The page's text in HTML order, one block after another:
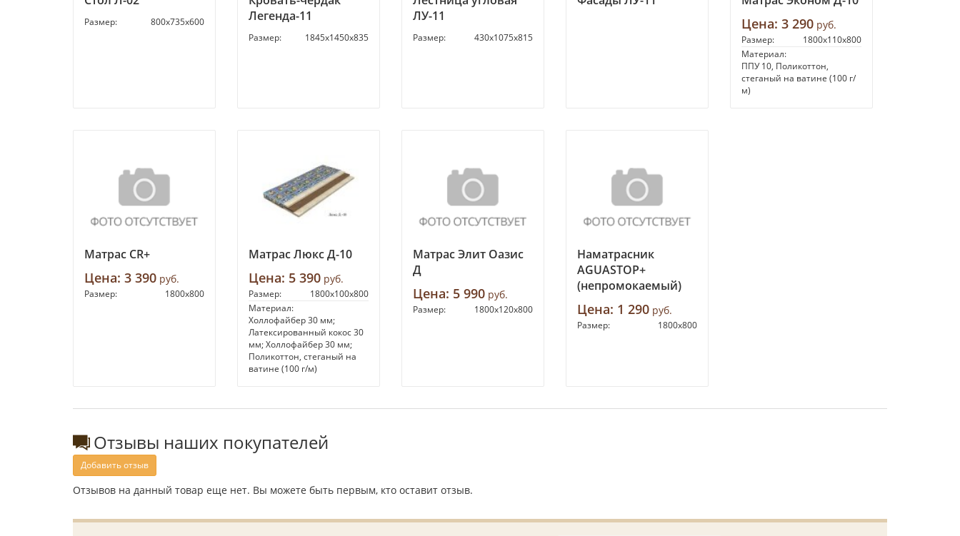
Размер: 800х735х600
Легенда-11
Размер: 1845х1450х835
ЛУ-11
Размер: 430х1075х815
Цена: 3 290 руб.
Размер:
1800х110х800
Материал:
ППУ 10, Поликоттон,
стеганый на ватине (100 г/
м)
Матрас CR+
Цена: 3 390 руб.
Размер: 1800х800
Матрас Люкс Д-10
Цена: 5 390 руб.
Размер:
1800х100х800
Материал:
Холлофайбер 30 мм;
Латексированный кокос 30
мм; Холлофайбер 30 мм;
Поликоттон, стеганый на
ватине (100 г/м)
Матрас Элит Оазис
Д
Цена: 5 990 руб.
Размер: 1800х120х800
Наматрасник
AGUASTOP+
(непромокаемый)
Цена: 1 290 руб.
Размер: 1800х800
Отзывы наших покупателей
Добавить отзыв
Отзывов на данный товар еще нет. Вы можете быть первым, кто оставит отзыв.